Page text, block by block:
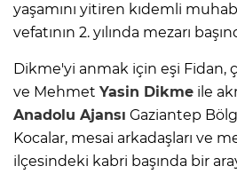
yaşamını yitiren kıdemli
vefatının 2. yılında mezarı
Dikme'yi anmak için eşi Fidan,
ve Mehmet Yasin Dikme ile
Anadolu Ajansı Gaziantep
Kocalar, mesai arkadaşları ve
ilçesindeki kabri başında bir